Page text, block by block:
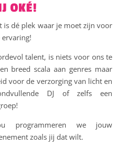
OKÉ!
is dé plek waar je moet zijn voor
talent, is niets voor ons te
breed scala aan genres maar
voor de verzorging van licht en
DJ of zelfs een
programmeren we jouw
zoals jij dat wilt.